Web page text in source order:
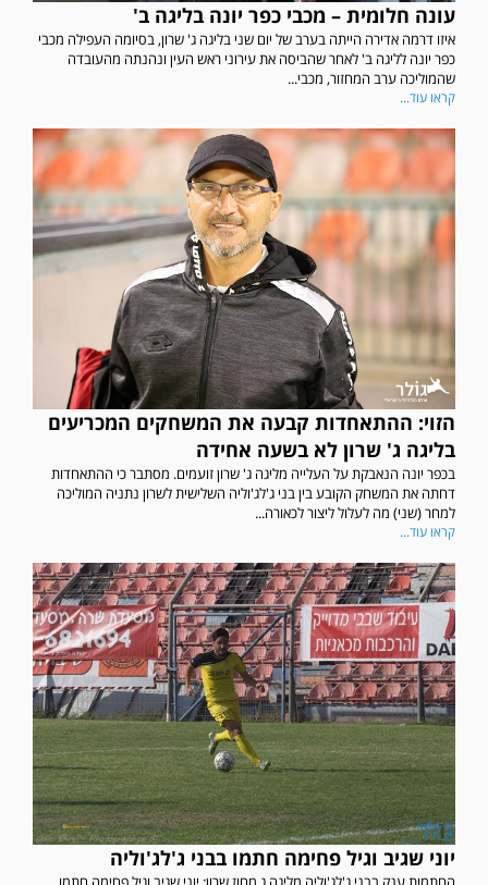
עונה חלומית – מכבי כפר יונה בליגה ב'
איזו דרמה אדירה הייתה בערב של יום שני בליגה ג' שרון, בסיומה העפילה מכבי
כפר יונה לליגה ב' לאחר שהביסה את עירוני ראש העין ונהנתה מהעובדה
שהמוליכה ערב המחזור, מכבי...
קראו עוד...
הזוי: ההתאחדות קבעה את המשחקים המכריעים
בליגה ג' שרון לא בשעה אחידה
בכפר יונה הנאבקת על העלייה מליגה ג' שרון זועמים. מסתבר כי ההתאחדות
דחתה את המשחק הקובע בין בני ג'לג'וליה השלישית לשרון נתניה המוליכה
למחר (שני) מה לעלול ליצור לכאורה...
קראו עוד...
יוני שגיב וגיל פחימה חתמו בבני ג'לג'וליה